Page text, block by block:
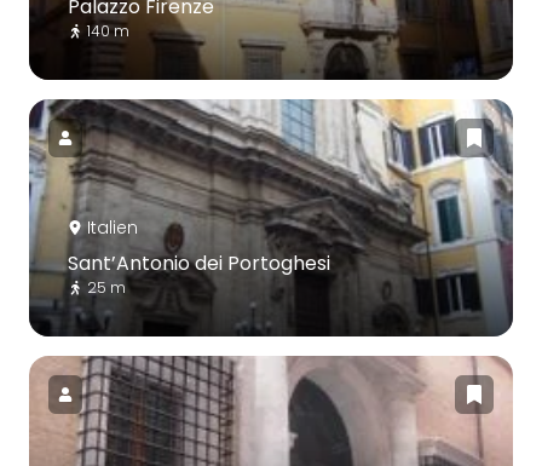
Palazzo Firenze
140 m
Italien
Sant’Antonio dei Portoghesi
25 m